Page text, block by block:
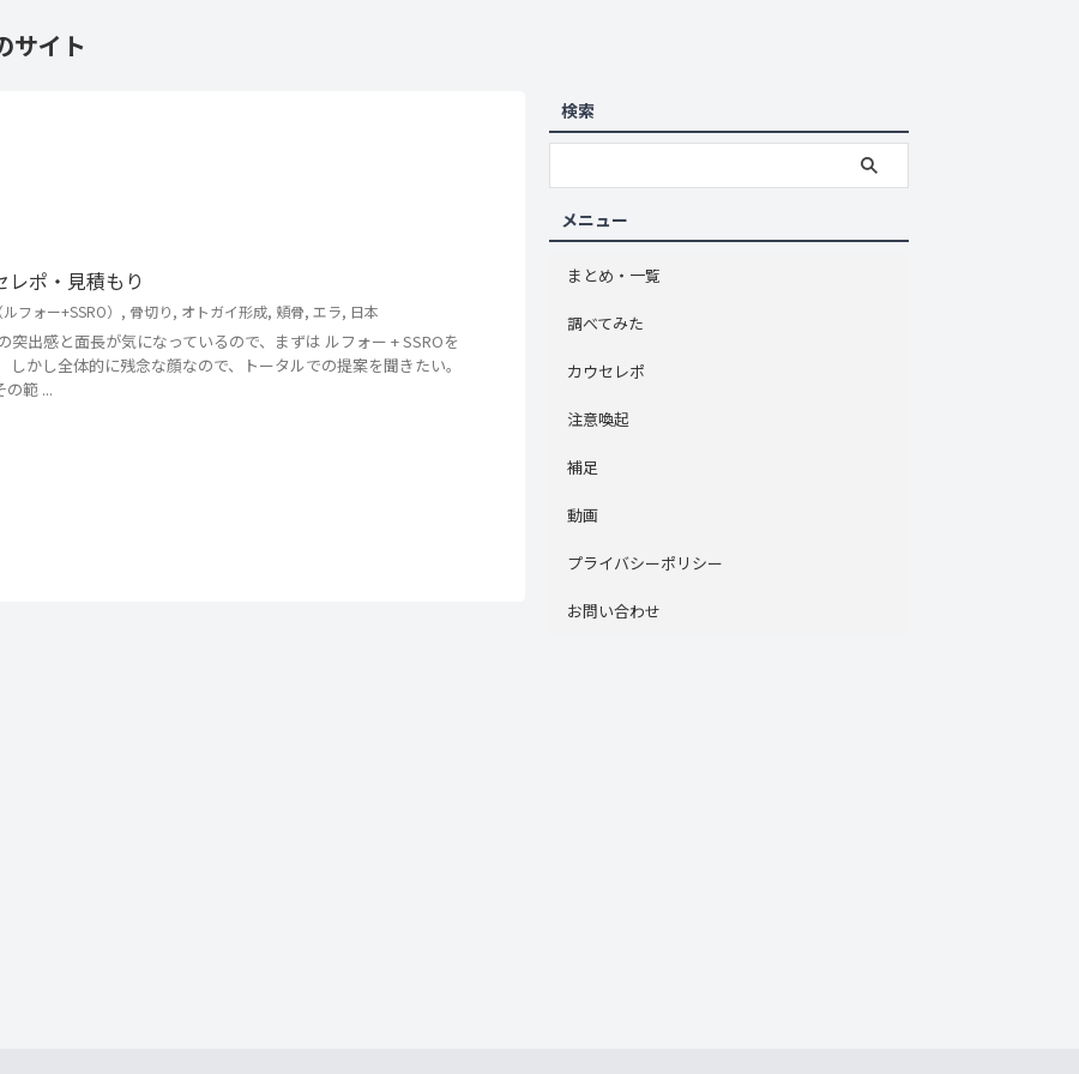
サイト
レポ・見積もり
フォー+SSRO） , 骨切り, オトガイ形成, 頬骨, エラ, 日本
突出感と面長が気になっているので、まずは ルフォー + SSROを
しかし全体的に残念な顔なので、トータルでの提案を聞きたい。
範 ...
検索
メニュー
まとめ・一覧
調べてみた
カウセレポ
注意喚起
補足
動画
プライバシーポリシー
お問い合わせ